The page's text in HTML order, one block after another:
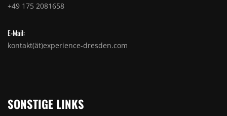
+49 175 2081658
E-Mail:
kontakt(ät)experience-dresden.com
SONSTIGE LINKS